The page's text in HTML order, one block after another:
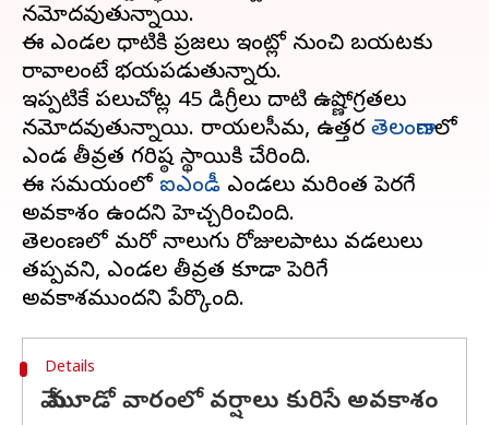
నమోదవుతున్నాయి.
ఈ ఎండల ధాటికి ప్రజలు ఇంట్లో నుంచి బయటకు
రావాలంటే భయపడుతున్నారు.
ఇప్పటికే పలుచోట్ల 45 డిగ్రీలు దాటి ఉష్ణోగ్రతలు
నమోదవుతున్నాయి. రాయలసీమ, ఉత్తర తెలంగాణలో
ఎండ తీవ్రత గరిష్ఠ స్థాయికి చేరింది.
ఈ సమయంలో ఐఎండీ ఎండలు మరింత పెరగే
అవకాశం ఉందని హెచ్చరించింది.
తెలంగాణలో మరో నాలుగు రోజులపాటు వడగాలులు
తప్పవని, ఎండల తీవ్రత కూడా పెరిగే
Details
మే మూడో వారంలో వర్షాలు కురిసే అవకాశం